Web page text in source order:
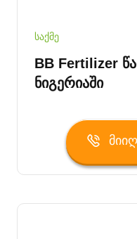
საქმე
BB Fertilizer
Ნიგერიაში